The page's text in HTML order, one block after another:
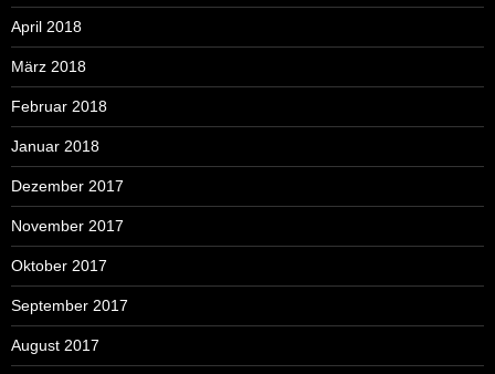
April 2018
März 2018
Februar 2018
Januar 2018
Dezember 2017
November 2017
Oktober 2017
September 2017
August 2017